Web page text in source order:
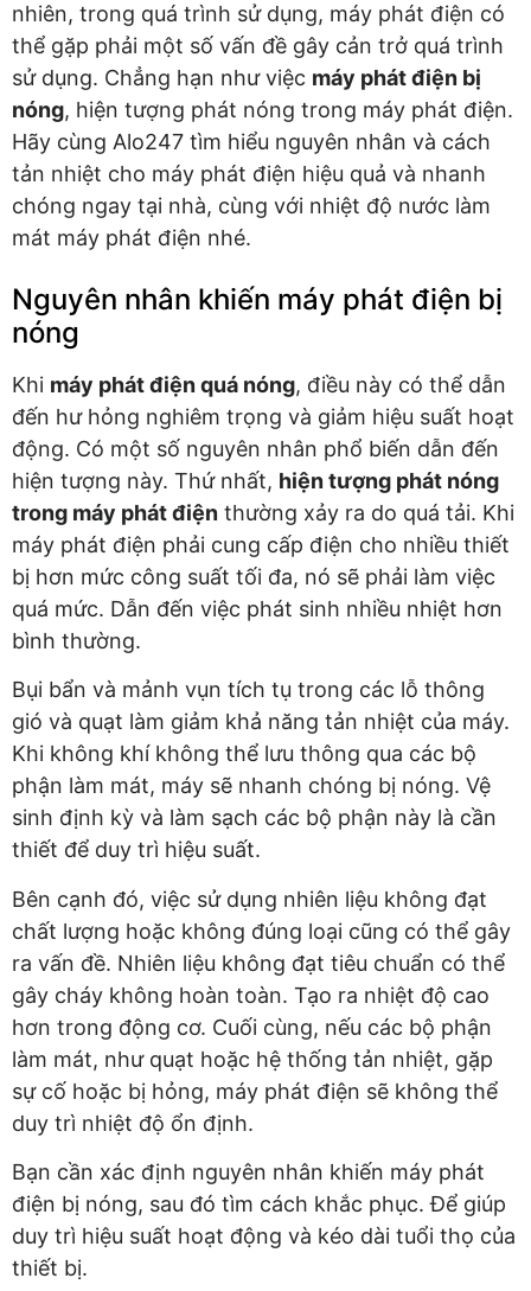
nhiên, trong quá trình sử dụng, máy phát điện có
thể gặp phải một số vấn đề gây cản trở quá trình
sử dụng. Chẳng hạn như việc máy phát điện bị
nóng, hiện tượng phát nóng trong máy phát điện.
Hãy cùng Alo247 tìm hiểu nguyên nhân và cách
tản nhiệt cho máy phát điện hiệu quả và nhanh
chóng ngay tại nhà, cùng với nhiệt độ nước làm
mát máy phát điện nhé.
Nguyên nhân khiến máy phát điện bị
nóng
Khi máy phát điện quá nóng, điều này có thể dẫn
đến hư hỏng nghiêm trọng và giảm hiệu suất hoạt
động. Có một số nguyên nhân phổ biến dẫn đến
hiện tượng này. Thứ nhất, hiện tượng phát nóng
trong máy phát điện thường xảy ra do quá tải. Khi
máy phát điện phải cung cấp điện cho nhiều thiết
bị hơn mức công suất tối đa, nó sẽ phải làm việc
quá mức. Dẫn đến việc phát sinh nhiều nhiệt hơn
bình thường.
Bụi bẩn và mảnh vụn tích tụ trong các lỗ thông
gió và quạt làm giảm khả năng tản nhiệt của máy.
Khi không khí không thể lưu thông qua các bộ
phận làm mát, máy sẽ nhanh chóng bị nóng. Vệ
sinh định kỳ và làm sạch các bộ phận này là cần
thiết để duy trì hiệu suất.
Bên cạnh đó, việc sử dụng nhiên liệu không đạt
chất lượng hoặc không đúng loại cũng có thể gây
ra vấn đề. Nhiên liệu không đạt tiêu chuẩn có thể
gây cháy không hoàn toàn. Tạo ra nhiệt độ cao
hơn trong động cơ. Cuối cùng, nếu các bộ phận
làm mát, như quạt hoặc hệ thống tản nhiệt, gặp
sự cố hoặc bị hỏng, máy phát điện sẽ không thể
duy trì nhiệt độ ổn định.
Bạn cần xác định nguyên nhân khiến máy phát
điện bị nóng, sau đó tìm cách khắc phục. Để giúp
duy trì hiệu suất hoạt động và kéo dài tuổi thọ của
thiết bị.